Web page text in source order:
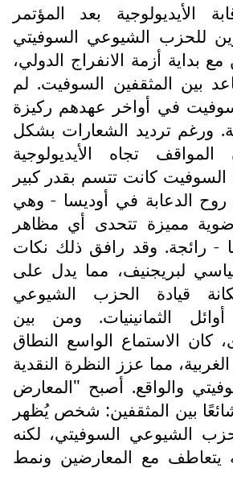
الأيديولوجية بعد المؤتمر
للحزب الشيوعي السوفيتي
مع بداية أزمة الانفراج الدولي،
بين المثقفين السوفيت. لم
في أواخر عهدهم ركيزة
ورغم ترديد الشعارات بشكل
تجاه الأيديولوجية
السوفيت كانت تتسم بقدر كبير
الدعابة في أوديسا - وهي
مميزة تتحدى أي مظاهر
- رائجة. وقد رافق ذلك نكات
لبريجنيف، مما يدل على
قيادة الحزب الشيوعي
الثمانينيات. ومن بين
كان الاستماع الواسع النطاق
مما عزز النظرة النقدية
والواقع. أصبح "المعارض
بين المثقفين: شخص يُظهر
الشيوعي السوفيتي، لكنه
مع المعارضين ونمط